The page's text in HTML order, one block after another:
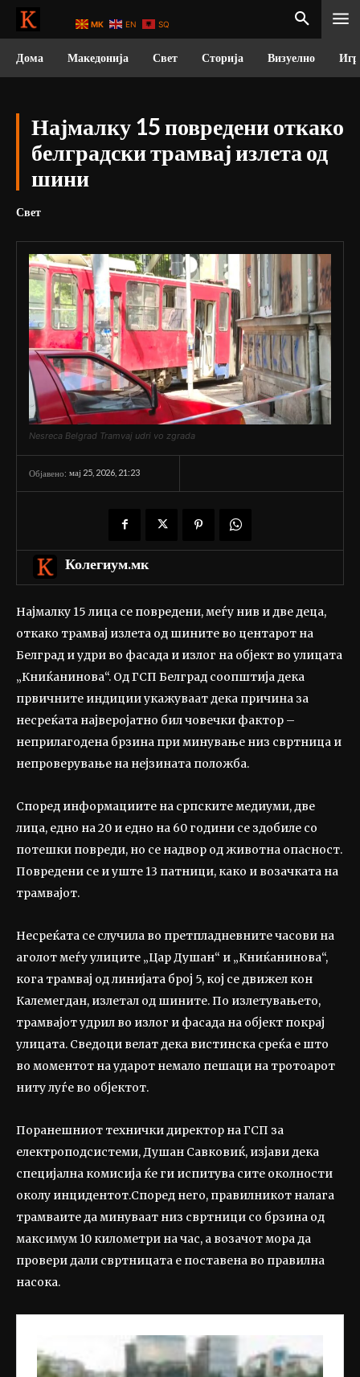
Дома Македонија Свет Сторија Визуелно
Најмалку 15 повредени откако
белградски трамвај излета од
шини
Свет
Nesreca Belgrad Tramvaj udri vo zgrada
Објавено: мај 25, 2026, 21:23
Колегиум.мк
Најмалку 15 лица се повредени, меѓу нив и две деца,
откако трамвај излета од шините во центарот на
Белград и удри во фасада и излог на објект во улицата
„Книќанинова“. Од ГСП Белград соопштија дека
првичните индиции укажуваат дека причина за
несреќата најверојатно бил човечки фактор –
неприлагодена брзина при минување низ свртница и
непроверување на нејзината положба.
Според информациите на српските медиуми, две
лица, едно на 20 и едно на 60 години се здобиле со
потешки повреди, но се надвор од животна опасност.
Повредени се и уште 13 патници, како и возачката на
трамвајот.
Несреќата се случила во претпладневните часови на
аголот меѓу улиците „Цар Душан“ и „Книќанинова“,
кога трамвај од линијата број 5, кој се движел кон
Калемегдан, излетал од шините. По излетувањето,
трамвајот удрил во излог и фасада на објект покрај
улицата. Сведоци велат дека вистинска среќа е што
во моментот на ударот немало пешаци на тротоарот
ниту луѓе во објектот.
Поранешниот технички директор на ГСП за
електроподсистеми, Душан Савковиќ, изјави дека
специјална комисија ќе ги испитува сите околности
околу инцидентот.Според него, правилникот налага
трамваите да минуваат низ свртници со брзина од
максимум 10 километри на час, а возачот мора да
провери дали свртницата е поставена во правилна
насока.
MK EN SQ